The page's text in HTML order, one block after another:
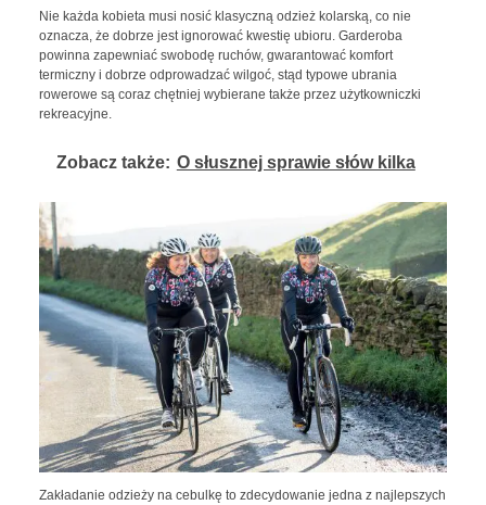
Nie każda kobieta musi nosić klasyczną odzież kolarską, co nie
oznacza, że dobrze jest ignorować kwestię ubioru. Garderoba
powinna zapewniać swobodę ruchów, gwarantować komfort
termiczny i dobrze odprowadzać wilgoć, stąd typowe ubrania
rowerowe są coraz chętniej wybierane także przez użytkowniczki
rekreacyjne.
Zobacz także: O słusznej sprawie słów kilka
Zakładanie odzieży na cebulkę to zdecydowanie jedna z najlepszych